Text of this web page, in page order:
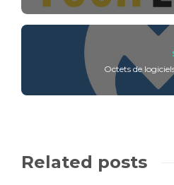
Octets de
Related posts